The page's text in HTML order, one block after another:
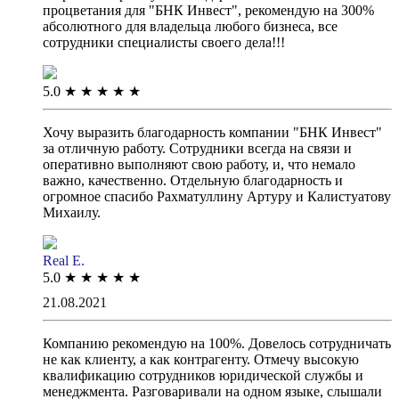
процветания для "БНК Инвест", рекомендую на 300%
абсолютного для владельца любого бизнеса, все
сотрудники специалисты своего дела!!!
5.0 ★ ★ ★ ★ ★
Хочу выразить благодарность компании "БНК Инвест"
за отличную работу. Сотрудники всегда на связи и
оперативно выполняют свою работу, и, что немало
важно, качественно. Отдельную благодарность и
огромное спасибо Рахматуллину Артуру и Калистуатову
Михаилу.
Real E.
5.0 ★ ★ ★ ★ ★
21.08.2021
Компанию рекомендую на 100%. Довелось сотрудничать
не как клиенту, а как контрагенту. Отмечу высокую
квалификацию сотрудников юридической службы и
менеджмента. Разговаривали на одном языке, слышали